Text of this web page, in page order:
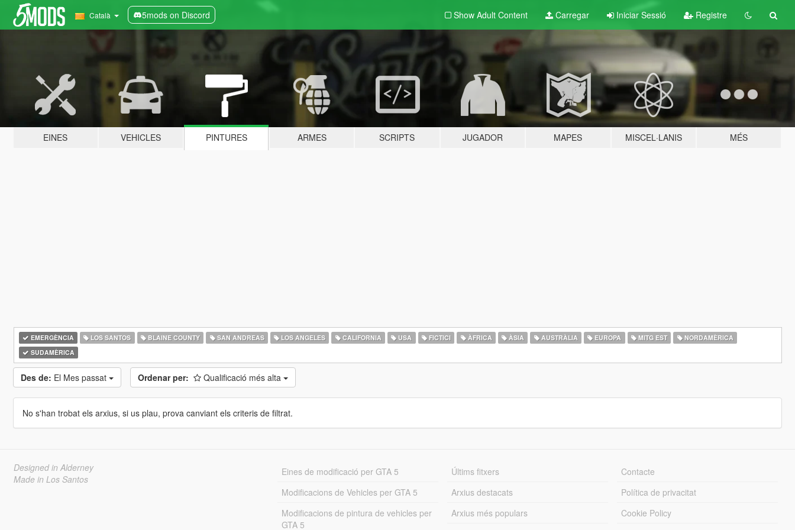
Català 5mods on Discord Show Adult Content Carregar Iniciar Sessió Registre
EINES VEHICLES PINTURES ARMES SCRIPTS JUGADOR MAPES MISCEL·LANIS MÉS
EMERGÈNCIA LOS SANTOS BLAINE COUNTY SAN ANDREAS LOS ANGELES CALIFORNIA USA FICTICI ÀFRICA ÀSIA AUSTRÀLIA EUROPA MITG EST
NORDAMÈRICA
SUDAMÈRICA
Des de: El Mes passat Ordenar per: Qualificació més alta
No s'han trobat els arxius, si us plau, prova canviant els criteris de filtrat.
Designed in Alderney
Made in Los Santos
Eines de modificació per GTA 5
Modificacions de Vehicles per GTA 5
Modificacions de pintura de vehicles per
GTA 5
Últims fitxers
Arxius destacats
Arxius més populars
Contacte
Política de privacitat
Cookie Policy